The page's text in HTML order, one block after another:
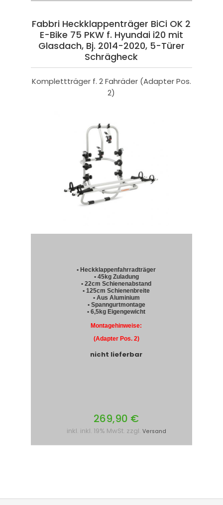
Fabbri Heckklappenträger BiCi OK 2
E-Bike 75 PKW f. Hyundai i20 mit
Glasdach, Bj. 2014-2020, 5-Türer
Schrägheck
Komplettträger f. 2 Fahräder (Adapter Pos.
2)
• Heckklappenfahrradträger
• 45kg Zuladung
• 22cm Schienenabstand
• 125cm Schienenbreite
• Aus Aluminium
• Spanngurtmontage
• 6,5kg Eigengewicht
Montagehinweise:
(Adapter Pos. 2)
nicht lieferbar
269,90 €
inkl. inkl. 19% MwSt. zzgl. Versand